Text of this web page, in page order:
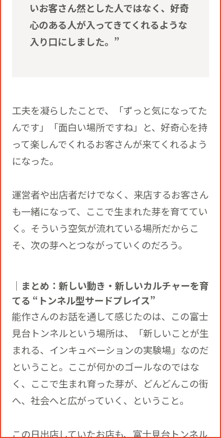
いお客さん然とした人ではなく、好奇
心のある人が入ってきてくれるような
入り口にしました。”
工夫を凝らしたことで、「ずっと気になってた
んです」「面白い場所ですね」と、好奇心を持
って楽しんでくれるお客さんが来てくれるよう
になった。
運営者や出店者だけでなく、来店するお客さん
も一緒になって、ここで生まれた芽を育ててい
く。そういう空気が流れている場所だからこ
そ、次の芽へとつながっていくのだろう。
｜まとめ：新しい動き・新しいカルチャーを育
てる “トンネル型サードプレイス”
能作さんのお話を通して感じたのは、この富士
見台トンネルという場所は、「新しいことが生
まれる、インキュベーションの実験場」なのだ
ということ。ここが何かのゴールなのではな
く、ここで生まれ育った芽が、どんどんこの街
へ、社会へと広がっていく、ということ。
この日出店していたお店も、富士見台トンネル